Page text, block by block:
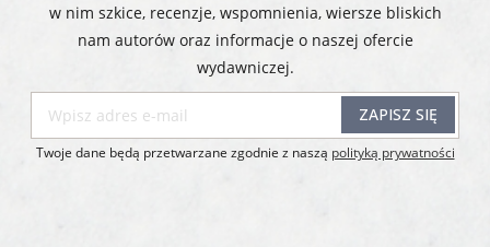
w nim szkice, recenzje, wspomnienia, wiersze bliskich
nam autorów oraz informacje o naszej ofercie
wydawniczej.​​​​​​​
ZAPISZ SIĘ
Twoje dane będą przetwarzane zgodnie z naszą polityką prywatności